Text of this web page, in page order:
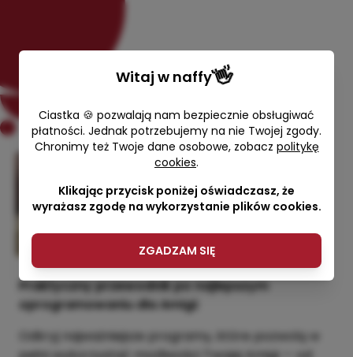
AMIGA - praktyczny przewodnik
(tom 1)
Adam Zalepa
Praktyczny przewodnik po najlepszym
oprogramowaniu dla Amigi:
Odkryj najważniejsze programy, które pozwolą w
Witaj w naffy👋
Ciastka 🍪 pozwalają nam bezpiecznie obsługiwać
płatności. Jednak potrzebujemy na nie Twojej zgody.
Chronimy też Twoje dane osobowe, zobacz politykę
cookies.
Klikając przycisk poniżej oświadczasz, że
wyrażasz zgodę na wykorzystanie plików cookies.
ZGADZAM SIĘ